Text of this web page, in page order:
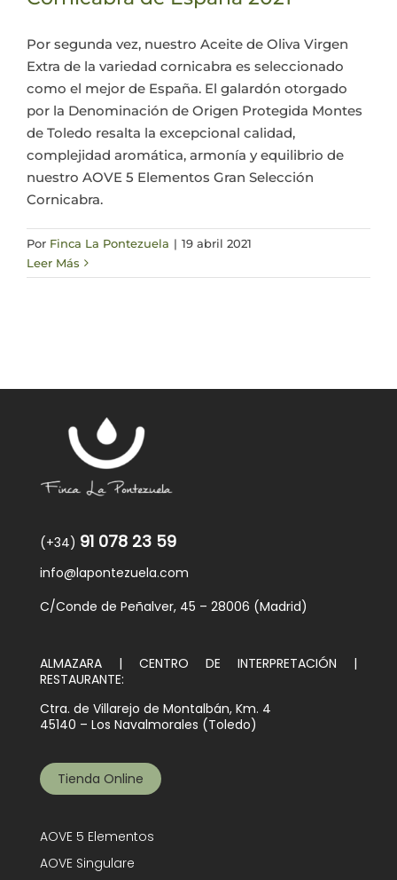
Mi cuenta
Por segunda vez, nuestro Aceite de Oliva Virgen
Extra de la variedad cornicabra es seleccionado
como el mejor de España. El galardón otorgado
por la Denominación de Origen Protegida Montes
de Toledo resalta la excepcional calidad,
complejidad aromática, armonía y equilibrio de
nuestro AOVE 5 Elementos Gran Selección
Cornicabra.
Por Finca La Pontezuela | 19 abril 2021
Leer Más
(+34) 91 078 23 59
info@lapontezuela.com
C/Conde de Peñalver, 45 – 28006 (Madrid)
ALMAZARA | CENTRO DE INTERPRETACIÓN |
RESTAURANTE:
Ctra. de Villarejo de Montalbán, Km. 4
45140 – Los Navalmorales (Toledo)
Tienda Online
AOVE 5 Elementos
AOVE Singulare